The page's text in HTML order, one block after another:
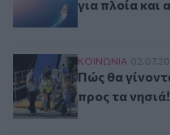
για πλοία και
Πώς θα
ΚΟΙΝΩΝΙΑ
Πώς θα
προς τα νησιά!